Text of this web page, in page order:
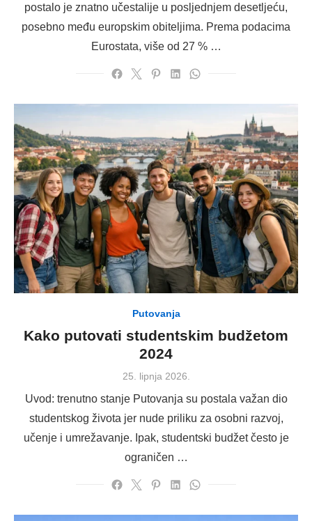
postalo je znatno učestalije u posljednjem desetljeću,
posebno među europskim obiteljima. Prema podacima
Eurostata, više od 27 % …
Putovanja
Kako putovati studentskim budžetom
2024
Posted
25. lipnja 2026.
Uvod: trenutno stanje Putovanja su postala važan dio
studentskog života jer nude priliku za osobni razvoj,
učenje i umrežavanje. Ipak, studentski budžet često je
ograničen …